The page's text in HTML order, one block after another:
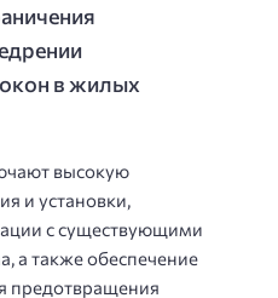
в жилых
высокую
и установки,
с существующими
а также обеспечение
предотвращения